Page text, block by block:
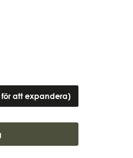
att expandera)